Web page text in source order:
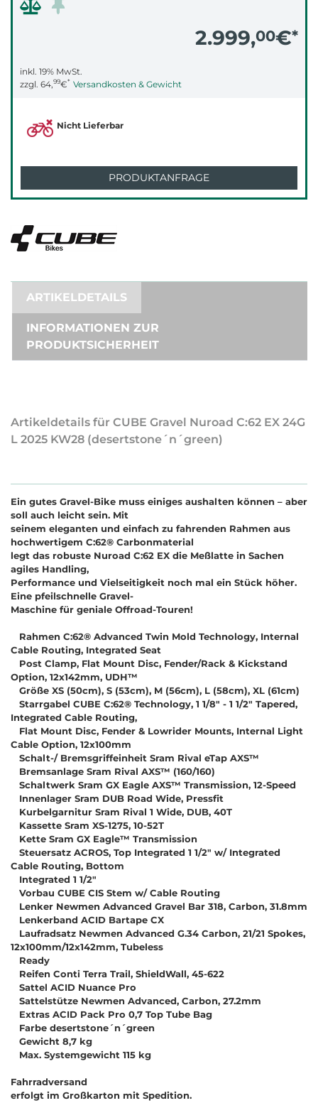
2.999,00€*
inkl. 19% MwSt.
zzgl. 64,99€* Versandkosten & Gewicht
Nicht Lieferbar
PRODUKTANFRAGE
ARTIKELDETAILS
INFORMATIONEN ZUR
PRODUKTSICHERHEIT
Artikeldetails für CUBE Gravel Nuroad C:62 EX 24G
L 2025 KW28 (desertstone´n´green)
Ein gutes Gravel-Bike muss einiges aushalten können – aber
soll auch leicht sein. Mit
seinem eleganten und einfach zu fahrenden Rahmen aus
hochwertigem C:62® Carbonmaterial
legt das robuste Nuroad C:62 EX die Meßlatte in Sachen
agiles Handling,
Performance und Vielseitigkeit noch mal ein Stück höher.
Eine pfeilschnelle Gravel-
Maschine für geniale Offroad-Touren!
Rahmen C:62® Advanced Twin Mold Technology, Internal
Cable Routing, Integrated Seat
Post Clamp, Flat Mount Disc, Fender/Rack & Kickstand
Option, 12x142mm, UDH™
Größe XS (50cm), S (53cm), M (56cm), L (58cm), XL (61cm)
Starrgabel CUBE C:62® Technology, 1 1/8" - 1 1/2" Tapered,
Integrated Cable Routing,
Flat Mount Disc, Fender & Lowrider Mounts, Internal Light
Cable Option, 12x100mm
Schalt-/ Bremsgriffeinheit Sram Rival eTap AXS™
Bremsanlage Sram Rival AXS™ (160/160)
Schaltwerk Sram GX Eagle AXS™ Transmission, 12-Speed
Innenlager Sram DUB Road Wide, Pressfit
Kurbelgarnitur Sram Rival 1 Wide, DUB, 40T
Kassette Sram XS-1275, 10-52T
Kette Sram GX Eagle™ Transmission
Steuersatz ACROS, Top Integrated 1 1/2" w/ Integrated
Cable Routing, Bottom
Integrated 1 1/2"
Vorbau CUBE CIS Stem w/ Cable Routing
Lenker Newmen Advanced Gravel Bar 318, Carbon, 31.8mm
Lenkerband ACID Bartape CX
Laufradsatz Newmen Advanced G.34 Carbon, 21/21 Spokes,
12x100mm/12x142mm, Tubeless
Ready
Reifen Conti Terra Trail, ShieldWall, 45-622
Sattel ACID Nuance Pro
Sattelstütze Newmen Advanced, Carbon, 27.2mm
Extras ACID Pack Pro 0,7 Top Tube Bag
Farbe desertstone´n´green
Gewicht 8,7 kg
Max. Systemgewicht 115 kg
Fahrradversand
erfolgt im Großkarton mit Spedition.